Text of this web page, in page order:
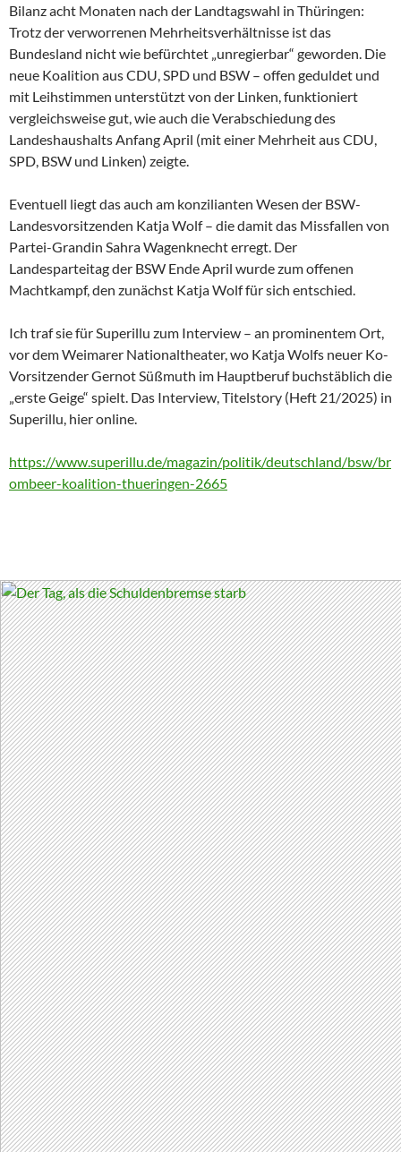
Bilanz acht Monaten nach der Landtagswahl in Thüringen:
Trotz der verworrenen Mehrheitsverhältnisse ist das
Bundesland nicht wie befürchtet „unregierbar“ geworden. Die
neue Koalition aus CDU, SPD und BSW – offen geduldet und
mit Leihstimmen unterstützt von der Linken, funktioniert
vergleichsweise gut, wie auch die Verabschiedung des
Landeshaushalts Anfang April (mit einer Mehrheit aus CDU,
SPD, BSW und Linken) zeigte.
Eventuell liegt das auch am konzilianten Wesen der BSW-
Landesvorsitzenden Katja Wolf – die damit das Missfallen von
Partei-Grandin Sahra Wagenknecht erregt. Der
Landesparteitag der BSW Ende April wurde zum offenen
Machtkampf, den zunächst Katja Wolf für sich entschied.
Ich traf sie für Superillu zum Interview – an prominentem Ort,
vor dem Weimarer Nationaltheater, wo Katja Wolfs neuer Ko-
Vorsitzender Gernot Süßmuth im Hauptberuf buchstäblich die
„erste Geige“ spielt. Das Interview, Titelstory (Heft 21/2025) in
Superillu, hier online.
https://www.superillu.de/magazin/politik/deutschland/bsw/br
ombeer-koalition-thueringen-2665